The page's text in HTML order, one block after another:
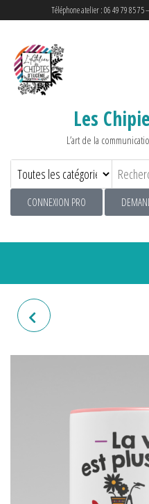
Téléphone atelier : 06 49 79 85 75
Les
L’art de la
CONNEXION PRO